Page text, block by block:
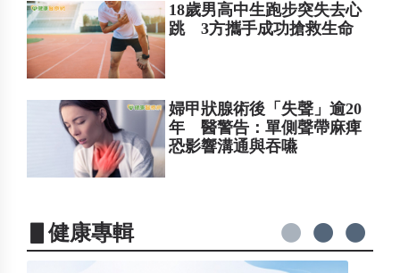
18歲男高中生跑步突失去心
跳 3方攜手成功搶救生命
婦甲狀腺術後「失聲」逾20
年 醫警告：單側聲帶麻痺
恐影響溝通與吞嚥
▋健康專輯